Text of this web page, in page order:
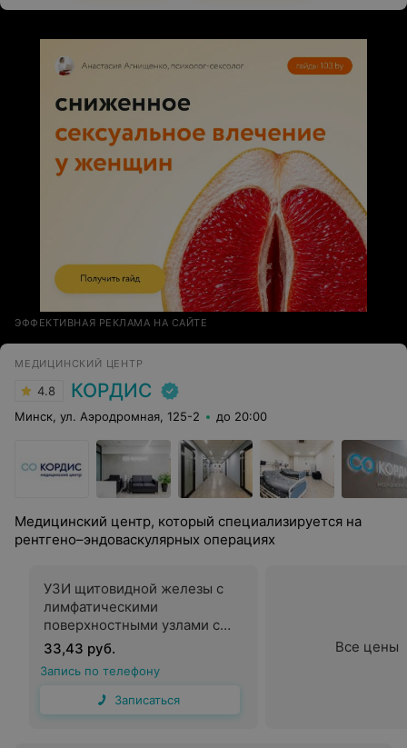
обследование, дал небольшие комментарии, на
показать на мониторе то, что меня интересовало.
Очень тактичный и интеллигентный специалист своего
ЭФФЕКТИВНАЯ РЕКЛАМА НА САЙТЕ
МЕДИЦИНСКИЙ ЦЕНТР
4.8 КОРДИС
Минск, ул. Аэродромная, 125-2 до 20:00
Медицинский центр, который специализируется на
рентгено–эндоваскулярных операциях
УЗИ щитовидной железы с
лимфатическими
поверхностными узлами с
дуплексным сканированием
сосудов
33,43 руб.
Запись по телефону
Записаться
Все цены